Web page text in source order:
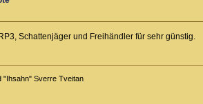
Schattenjäger und Freihändler für sehr günstig.
"Ihsahn" Sverre Tveitan